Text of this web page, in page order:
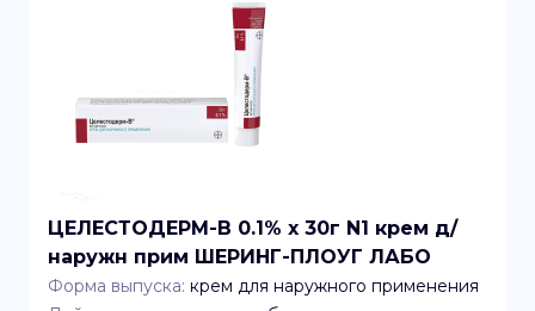
ЦЕЛЕСТОДЕРМ-В 0.1% x 30г N1 крем д/
наружн прим ШЕРИНГ-ПЛОУГ ЛАБО
Форма выпуска: крем для наружного применения